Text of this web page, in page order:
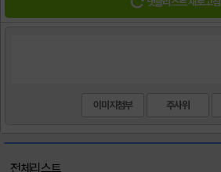
이미지첨부 주사위
전체리스트